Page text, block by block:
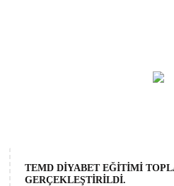
TEMD DİYABET EĞİTİMİ
GERÇEKLEŞTİRİLDİ.